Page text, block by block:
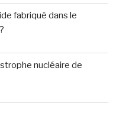
fabriqué dans le
nucléaire de